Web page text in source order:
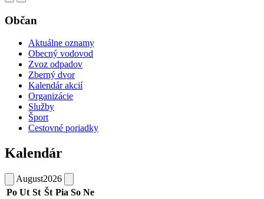
Občan
Aktuálne oznamy
Obecný vodovod
Zvoz odpadov
Zberný dvor
Kalendár akcií
Organizácie
Služby
Šport
Cestovné poriadky
Kalendár
August2026
Po Ut St Št Pia So Ne